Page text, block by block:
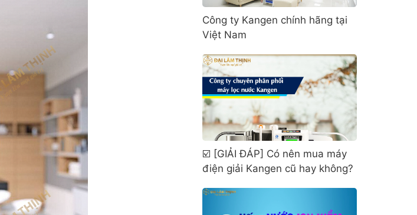
Công ty Kangen chính hãng tại
Việt Nam
☑️ [GIẢI ĐÁP] Có nên mua máy
điện giải Kangen cũ hay không?